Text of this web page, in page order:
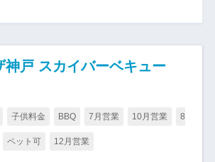
神戸 スカイバーベキュー
子供料金 BBQ 7月営業 10月営業 8
ペット可 12月営業